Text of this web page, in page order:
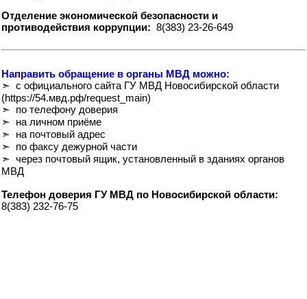
Отделение экономической безопасности и
противодействия коррупции: 8(383) 23-26-649
Направить обращение в органы МВД можно:
➣ с официального сайта ГУ МВД Новосибирской области
(https://54.мвд.рф/request_main)
➣ по телефону доверия
➣ на личном приёме
➣ на почтовый адрес
➣ по факсу дежурной части
➣ через почтовый ящик, установленный в зданиях органов
МВД
Телефон доверия ГУ МВД по Новосибирской области:
8(383) 232-76-75